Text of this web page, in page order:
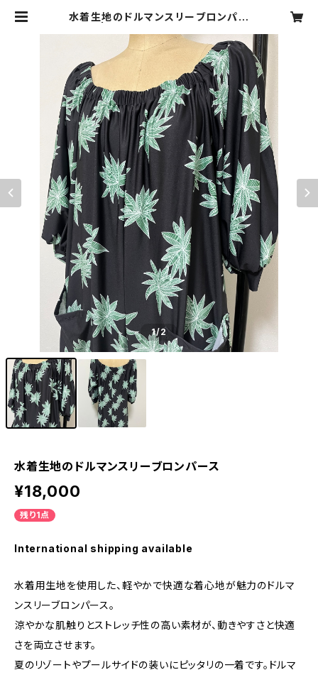
水着生地のドルマンスリーブロンパー
1/2
水着生地のドルマンスリーブロンパース
¥18,000
残り1点
International shipping available
水着用生地を使用した、軽やかで快適な着心地が魅力のドルマ
ンスリーブロンパース。
涼やかな肌触りとストレッチ性の高い素材が、動きやすさと快適
さを両立させます。
夏のリゾートやプールサイドの装いにピッタリの一着です。ドルマ